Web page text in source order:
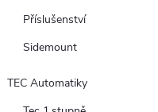
Příslušenství
Sidemount
TEC Automatiky